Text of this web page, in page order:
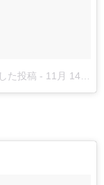
た投稿 - 11月 14, 2017 at 11:06午前 PST